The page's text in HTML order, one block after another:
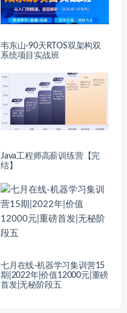
韦东山-90天RTOS双架构双
系统项目实战班
Java工程师高薪训练营【完
结】
七月在线-机器学习集训营15
期|2022年|价值12000元|重磅
首发|无秘阶段五